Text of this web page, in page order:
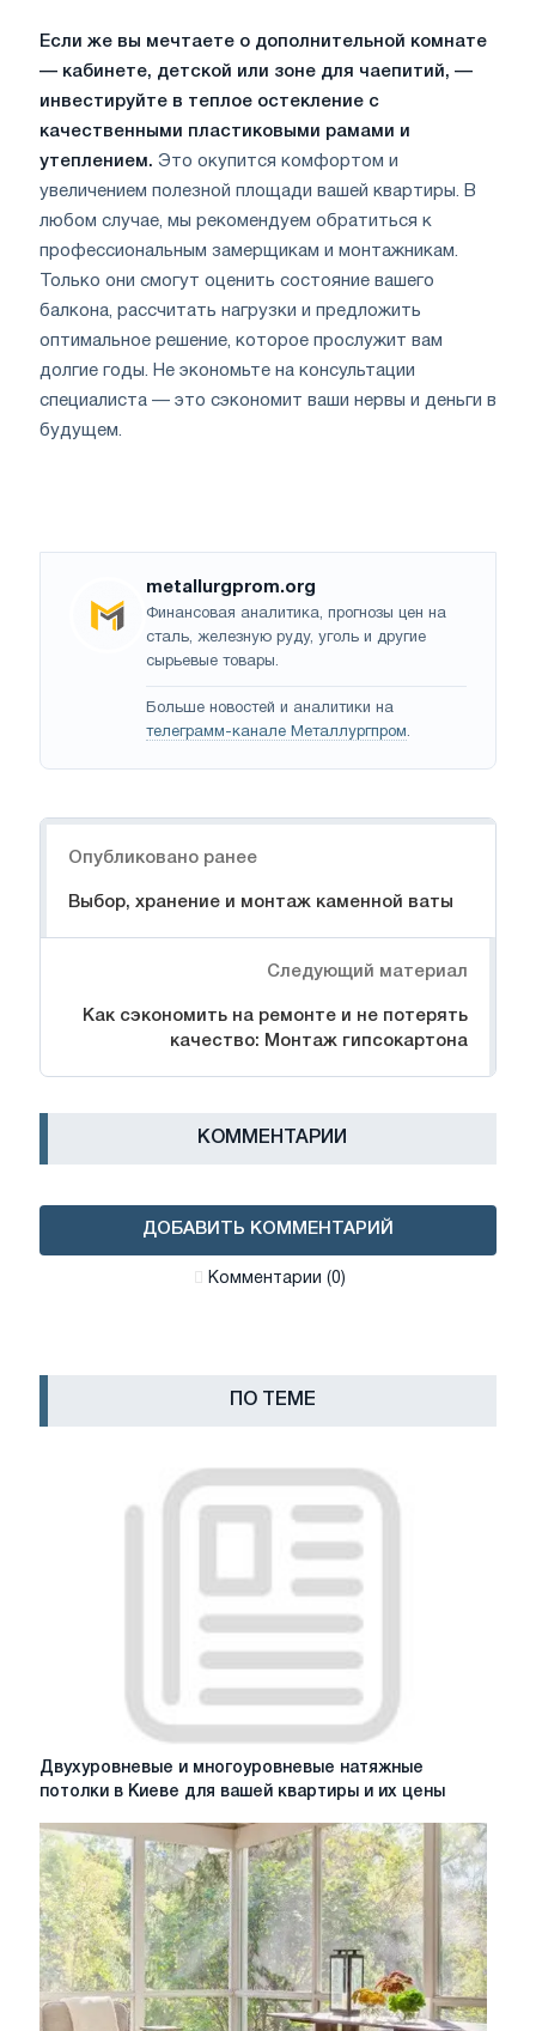
Если же вы мечтаете о дополнительной комнате
— кабинете, детской или зоне для чаепитий, —
инвестируйте в теплое остекление с
качественными пластиковыми рамами и
утеплением. Это окупится комфортом и
увеличением полезной площади вашей квартиры. В
любом случае, мы рекомендуем обратиться к
профессиональным замерщикам и монтажникам.
Только они смогут оценить состояние вашего
балкона, рассчитать нагрузки и предложить
оптимальное решение, которое прослужит вам
долгие годы. Не экономьте на консультации
специалиста — это сэкономит ваши нервы и деньги в
будущем.
metallurgprom.org
Финансовая аналитика, прогнозы цен на
сталь, железную руду, уголь и другие
сырьевые товары.
Больше новостей и аналитики на
телеграмм-канале Металлургпром.
Опубликовано ранее
Выбор, хранение и монтаж каменной ваты
Следующий материал
Как сэкономить на ремонте и не потерять
качество: Монтаж гипсокартона
КОММЕНТАРИИ
ДОБАВИТЬ КОММЕНТАРИЙ
Комментарии (0)
ПО ТЕМЕ
Двухуровневые
натяжные
потолки
в
Киеве
для
вашей
квартиры
и
Двухуровневые и многоуровневые натяжные
потолки в Киеве для вашей квартиры и их цены